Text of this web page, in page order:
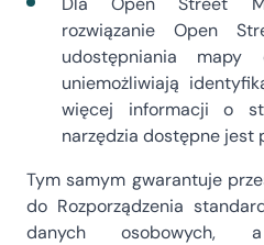
rozwiązanie Open
udostępniania mapy
uniemożliwiają
więcej informacji o
narzędzia dostępne jest
Tym samym gwarantuje
do Rozporządzenia
danych osobowych,